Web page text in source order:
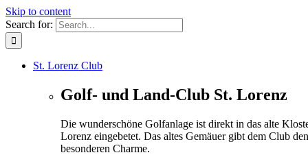
Skip to content
Search for:
St. Lorenz Club
Golf- und Land-Club St. Lorenz
Die wunderschöne Golfanlage ist direkt in das alte
Lorenz eingebetet. Das altes Gemäuer gibt dem Club
besonderen Charme.